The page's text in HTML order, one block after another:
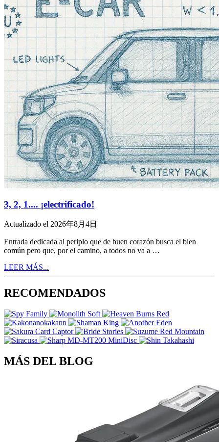
3, 2, 1.... ¡electrificado!
Actualizado el 2026年8月4日
Entrada dedicada al periplo que de buen corazón busca el bien
común pero que, por el camino, a todos no va a …
LEER MÁS...
RECOMENDADOS
MÁS DEL BLOG